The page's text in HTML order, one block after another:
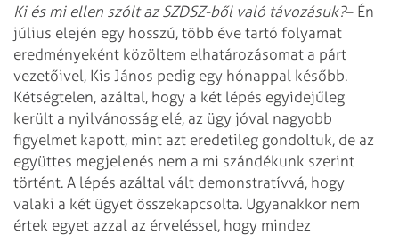
Ki és mi ellen szólt az SZDSZ-ből való távozásuk?– Én
július elején egy hosszú, több éve tartó folyamat
eredményeként közöltem elhatározásomat a párt
vezetőivel, Kis János pedig egy hónappal később.
Kétségtelen, azáltal, hogy a két lépés egyidejűleg
került a nyilvánosság elé, az ügy jóval nagyobb
figyelmet kapott, mint azt eredetileg gondoltuk, de az
együttes megjelenés nem a mi szándékunk szerint
történt. A lépés azáltal vált demonstratívvá, hogy
valaki a két ügyet összekapcsolta. Ugyanakkor nem
értek egyet azzal az érveléssel, hogy mindez